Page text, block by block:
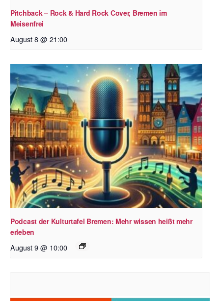
Pitchback – Rock & Hard Rock Cover, Bremen im
Meisenfrei
August 8 @ 21:00
Podcast der Kulturtafel Bremen: Mehr wissen heißt mehr
erleben
August 9 @ 10:00